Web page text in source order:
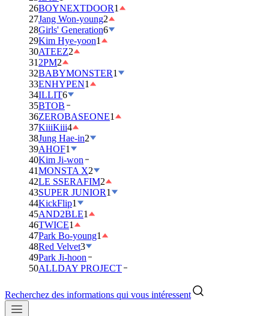
26BOYNEXTDOOR1
27Jang Won-young2
28Girls' Generation6
29Kim Hye-yoon1
30ATEEZ2
31 2PM2
32BABYMONSTER1
33ENHYPEN1
34ILLIT6
35BTOB
36ZEROBASEONE1
37KiiiKiii4
38Jung Hae-in2
39AHOF1
40Kim Ji-won
41MONSTA X2
42LE SSERAFIM2
43SUPER JUNIOR1
44KickFlip1
45AND2BLE1
46TWICE1
47Park Bo-young1
48Red Velvet3
49Park Ji-hoon
50ALLDAY PROJECT
Recherchez des informations qui vous intéressent